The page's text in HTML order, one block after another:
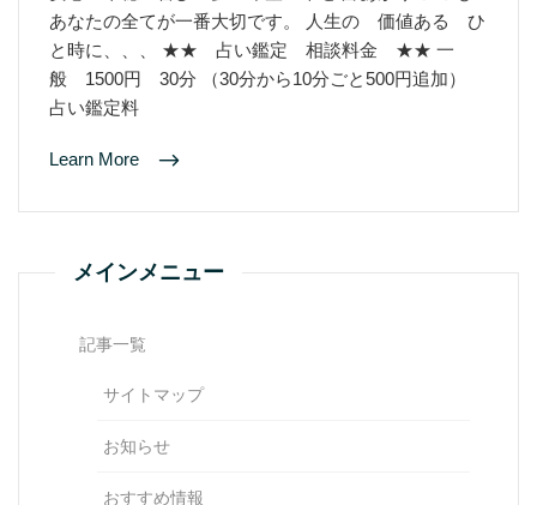
あなたの全てが一番大切です。 人生の 価値ある ひ
と時に、、、 ★★ 占い鑑定 相談料金 ★★ 一
般 1500円 30分 （30分から10分ごと500円追加）
占い鑑定料
Learn More
メインメニュー
記事一覧
サイトマップ
お知らせ
おすすめ情報